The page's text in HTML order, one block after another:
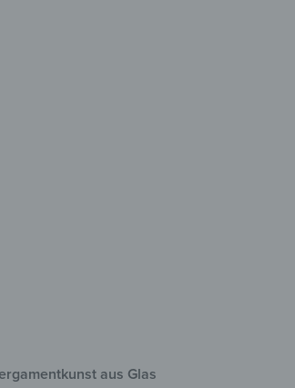
aus Glas